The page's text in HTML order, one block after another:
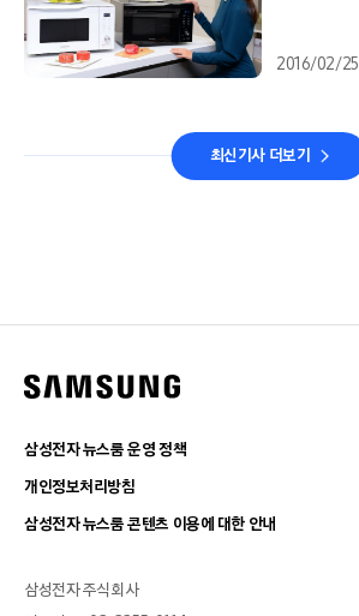
2016/02/25
최신기사 더보기
삼성전자 뉴스룸 운영 정책
개인정보처리방침
삼성전자 뉴스룸 콘텐츠 이용에 대한 안내
삼성전자 주식회사